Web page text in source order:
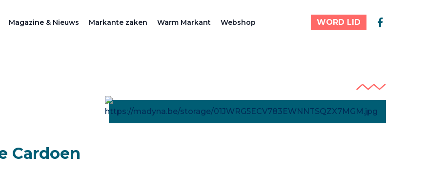
Magazine & Nieuws Markante zaken Warm Markant Webshop WORD LID
Cardoen